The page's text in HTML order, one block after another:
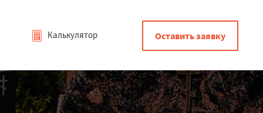
Калькулятор Оставить заявку